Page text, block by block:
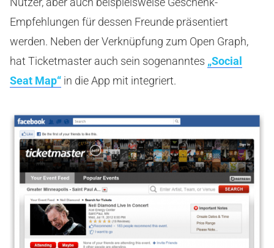
Empfehlungen für dessen Freunde präsentiert
werden. Neben der Verknüpfung zum Open Graph,
hat Ticketmaster auch sein sogenanntes „Social
Seat Map“ in die App mit integriert.